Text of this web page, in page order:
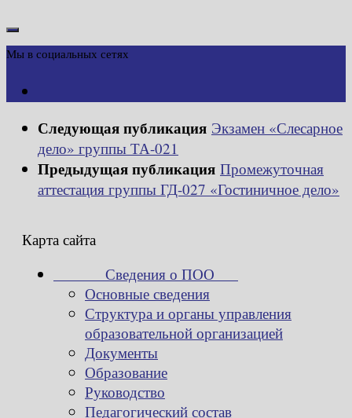
Мы в социальных сетях
Следующая публикация Экзамен «Слесарное
дело» группы ТА-021
Предыдущая публикация Промежуточная
аттестация группы ГД-027 «Гостиничное дело»
Карта сайта
Сведения о ПОО
Основные сведения
Структура и органы управления
образовательной организацией
Документы
Образование
Руководство
Педагогический состав